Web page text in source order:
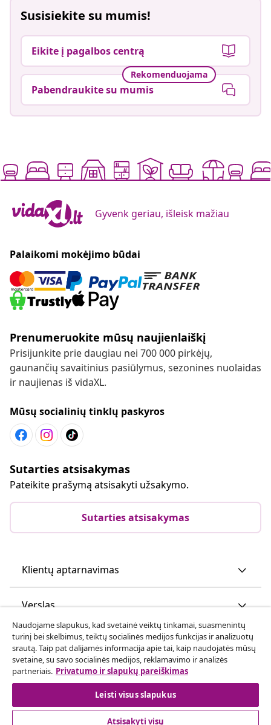
Susisiekite su mumis!
Eikite į pagalbos centrą
Rekomenduojama
Pabendraukite su mumis
Gyvenk geriau, išleisk mažiau
Palaikomi mokėjimo būdai
Prenumeruokite mūsų naujienlaiškį
Prisijunkite prie daugiau nei 700 000 pirkėjų,
gaunančių savaitinius pasiūlymus, sezonines nuolaidas
ir naujienas iš vidaXL.
Mūsų socialinių tinklų paskyros
Sutarties atsisakymas
Pateikite prašymą atsisakyti užsakymo.
Sutarties atsisakymas
Klientų aptarnavimas
Verslas
vidaXL
Atraskite daugiau
Naudojame slapukus, kad svetainė veiktų tinkamai, suasmenintų
turinį bei skelbimus, teiktų socialinės medijos funkcijas ir analizuotų
srautą. Taip pat dalijamės informacija apie tai, kaip naudojatės mūsų
svetaine, su savo socialinės medijos, reklamavimo ir analizės
partneriais. Privatumo ir slapukų pareiškimas
Leisti visus slapukus
Atsisakyti visų